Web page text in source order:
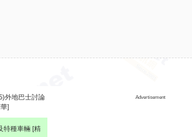
外地巴士討論
]
Advertisement
特種車輛 [精